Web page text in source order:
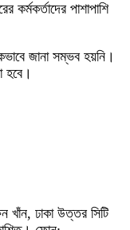
কর্মকর্তাদের পাশাপাশি
জানা সম্ভব হয়নি।
হবে।
ঢাকা উত্তর সিটি